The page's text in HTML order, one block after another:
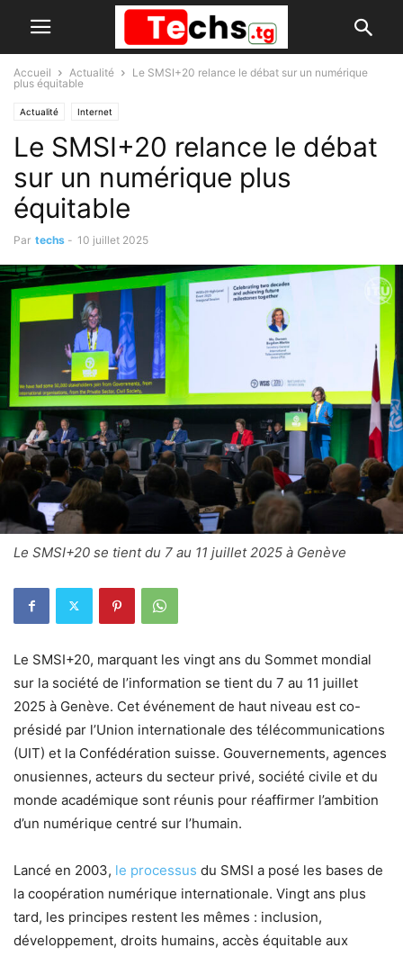
Accueil Actualité
Le SMSI+20 relance le débat sur un numérique
plus équitable
Actualité Internet
Le SMSI+20 relance le débat
sur un numérique plus
équitable
Par techs - 10 juillet 2025
Le SMSI+20 se tient du 7 au 11 juillet 2025 à Genève
Le SMSI+20, marquant les vingt ans du Sommet mondial
sur la société de l’information se tient du 7 au 11 juillet
2025 à Genève. Cet événement de haut niveau est co-
présidé par l’Union internationale des télécommunications
(UIT) et la Confédération suisse. Gouvernements, agences
onusiennes, acteurs du secteur privé, société civile et du
monde académique sont réunis pour réaffirmer l’ambition
d’un numérique centré sur l’humain.
Lancé en 2003, le processus du SMSI a posé les bases de
la coopération numérique internationale. Vingt ans plus
tard, les principes restent les mêmes : inclusion,
développement, droits humains, accès équitable aux